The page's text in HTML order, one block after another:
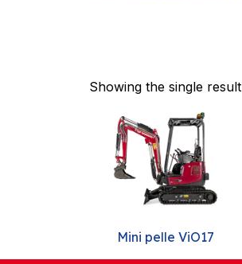
Showing the single result
Mini pelle ViO17